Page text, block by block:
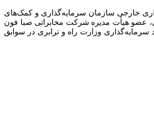
خارجی سازمان سرمایه‌گذاری و کمک‌های
فون
سرمایه‌گذاری وزارت راه و ترابری در سوابق